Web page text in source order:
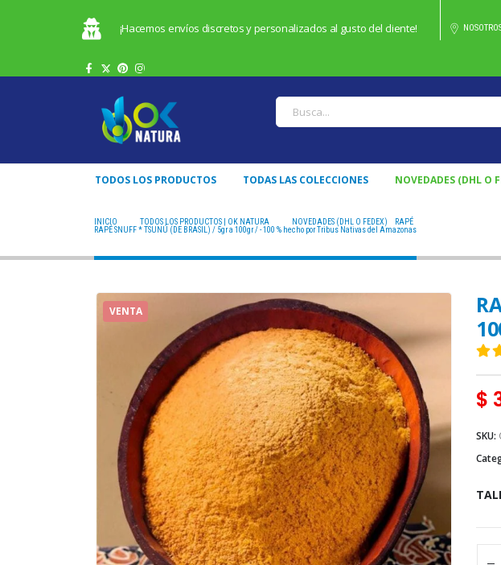
¡Hacemos envíos discretos y personalizados al gusto del cliente!
TODOS LOS PRODUCTOS TODAS LAS COLECCIONES NOVEDADES (DHL O
INICIO TODOS LOS PRODUCTOS | OK NATURA NOVEDADES (DHL O FEDEX) RAPÉ
RAPÉ SNUFF * TSUNÚ (DE BRASIL) / 5gr a 100gr / - 100 % hecho por Tribus Nativas del Amazonas
VENTA
$
SKU: